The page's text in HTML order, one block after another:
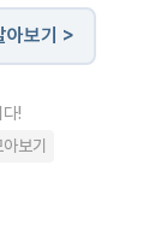
아보기 >
!
보기